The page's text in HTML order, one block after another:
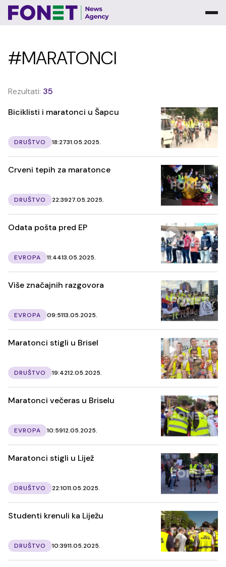
#MARATONCI
Rezultati: 35
Biciklisti i maratonci u Šapcu
DRUŠTVO 18:2731.05.2025.
Crveni tepih za maratonce
DRUŠTVO 22:3927.05.2025.
Odata pošta pred EP
EVROPA 11:4413.05.2025.
Više značajnih razgovora
EVROPA 09:5113.05.2025.
Maratonci stigli u Brisel
DRUŠTVO 19:4212.05.2025.
Maratonci večeras u Briselu
EVROPA 10:5912.05.2025.
Maratonci stigli u Lijež
DRUŠTVO 22:1011.05.2025.
Studenti krenuli ka Liježu
DRUŠTVO 10:3911.05.2025.